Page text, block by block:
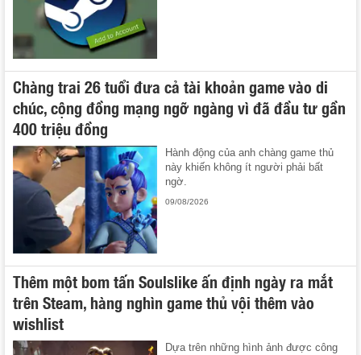
Chàng trai 26 tuổi đưa cả tài khoản game vào di
chúc, cộng đồng mạng ngỡ ngàng vì đã đầu tư gần
400 triệu đồng
Hành động của anh chàng game thủ
này khiến không ít người phải bất
ngờ.
09/08/2026
Thêm một bom tấn Soulslike ấn định ngày ra mắt
trên Steam, hàng nghìn game thủ vội thêm vào
wishlist
Dựa trên những hình ảnh được công